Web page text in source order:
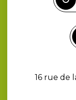
16 rue de